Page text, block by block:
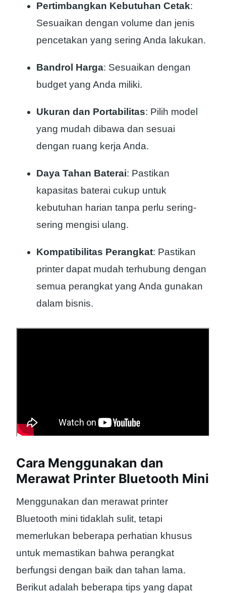
Pertimbangkan Kebutuhan Cetak:
Sesuaikan dengan volume dan jenis
pencetakan yang sering Anda lakukan.
Bandrol Harga: Sesuaikan dengan
budget yang Anda miliki.
Ukuran dan Portabilitas: Pilih model
yang mudah dibawa dan sesuai
dengan ruang kerja Anda.
Daya Tahan Baterai: Pastikan
kapasitas baterai cukup untuk
kebutuhan harian tanpa perlu sering-
sering mengisi ulang.
Kompatibilitas Perangkat: Pastikan
printer dapat mudah terhubung dengan
semua perangkat yang Anda gunakan
dalam bisnis.
Cara Menggunakan dan
Merawat Printer Bluetooth Mini
Menggunakan dan merawat printer
Bluetooth mini tidaklah sulit, tetapi
memerlukan beberapa perhatian khusus
untuk memastikan bahwa perangkat
berfungsi dengan baik dan tahan lama.
Berikut adalah beberapa tips yang dapat